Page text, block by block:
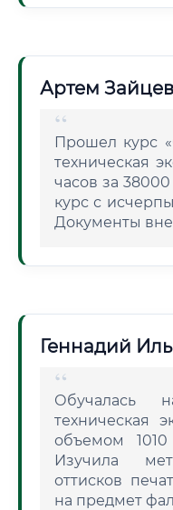
Артем Зайцев
Прошел курс
техническая
часов за
курс с
Документы
Геннадий
Обучалась
техническая
объемом
Изучила
оттисков
на предмет